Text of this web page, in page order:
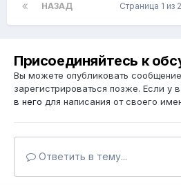
НАЗАД Страница 1 из 2
Присоединяйтесь к
Вы можете опубликовать
зарегистрироваться позже. Если у
в него для написания от своего
Ответить в тему...